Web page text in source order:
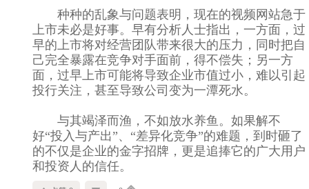
种种的乱象与问题表明，现在的视频网站急于
上市未必是好事。早有分析人士指出，一方面，过
早的上市将对经营团队带来很大的压力，同时把自
己完全暴露在竞争对手面前，得不偿失；另一方
面，过早上市可能将导致企业市值过小，难以引起
投行关注，甚至导致公司变为一潭死水。
与其竭泽而渔，不如放水养鱼。如果解不
好“投入与产出”、“差异化竞争”的难题，到时砸了
的不仅是企业的金字招牌，更是追捧它的广大用户
和投资人的信任。